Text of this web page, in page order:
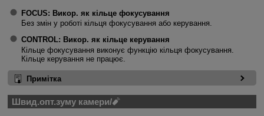
FOCUS: Викор. як кільце фокусування
Без змін у роботі кільця фокусування або керування.
CONTROL: Викор. як кільце керування
Кільце фокусування виконує функцію кільця фокусування.
Кільце керування не працює.
Примітка
Швид.опт.зуму камери/